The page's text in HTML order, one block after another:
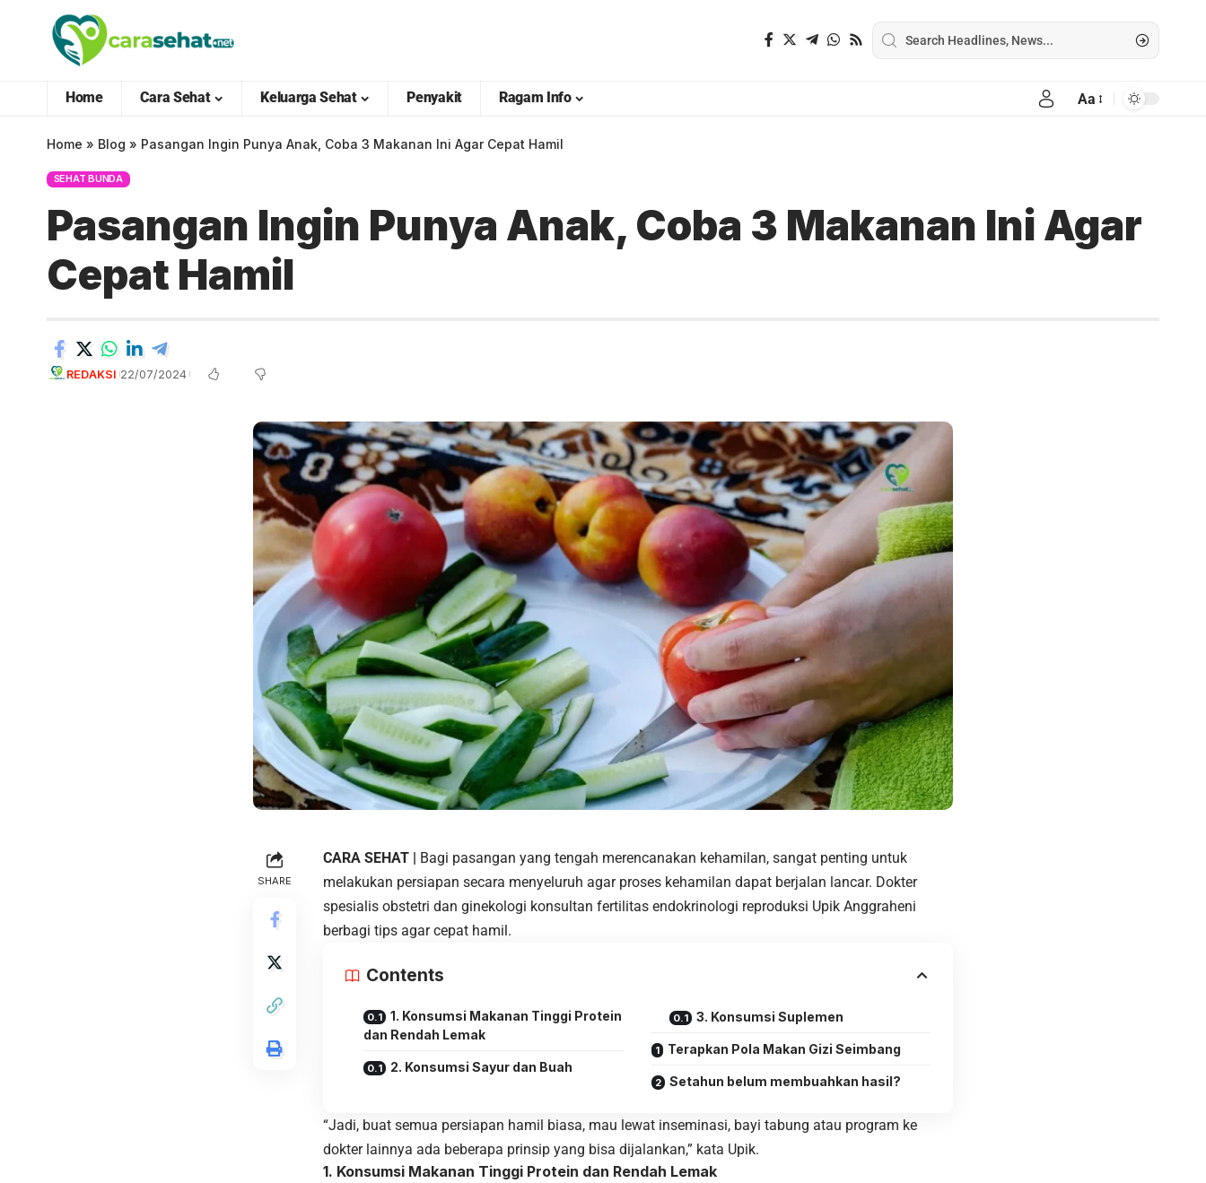
Home Cara Sehat Keluarga Sehat Penyakit Ragam Info Aa
Home » Blog » Pasangan Ingin Punya Anak, Coba 3 Makanan Ini Agar Cepat Hamil
SEHAT BUNDA
Pasangan Ingin Punya Anak, Coba 3 Makanan Ini Agar
Cepat Hamil
REDAKSI 22/07/2024
SHARE
CARA SEHAT | Bagi pasangan yang tengah merencanakan kehamilan, sangat penting untuk
melakukan persiapan secara menyeluruh agar proses kehamilan dapat berjalan lancar. Dokter
spesialis obstetri dan ginekologi konsultan fertilitas endokrinologi reproduksi Upik Anggraheni
berbagi tips agar cepat hamil.
Contents
1. Konsumsi Makanan Tinggi Protein
dan Rendah Lemak
2. Konsumsi Sayur dan Buah
3. Konsumsi Suplemen
Terapkan Pola Makan Gizi Seimbang
Setahun belum membuahkan hasil?
“Jadi, buat semua persiapan hamil biasa, mau lewat inseminasi, bayi tabung atau program ke
dokter lainnya ada beberapa prinsip yang bisa dijalankan,” kata Upik.
1. Konsumsi Makanan Tinggi Protein dan Rendah Lemak